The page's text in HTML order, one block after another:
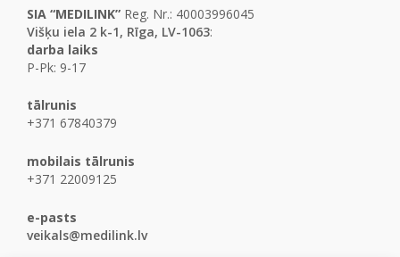
SIA “MEDILINK” Reg. Nr.: 40003996045
Višķu iela 2 k-1, Rīga, LV-1063:
darba laiks
P-Pk: 9-17
tālrunis
+371 67840379
mobilais tālrunis
+371 22009125
e-pasts
veikals@medilink.lv